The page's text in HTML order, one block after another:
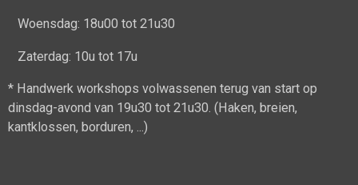
Woensdag: 18u00 tot 21u30
Zaterdag: 10u tot 17u
* Handwerk workshops volwassenen terug van start op
dinsdag-avond van 19u30 tot 21u30. (Haken, breien,
kantklossen, borduren, ...)